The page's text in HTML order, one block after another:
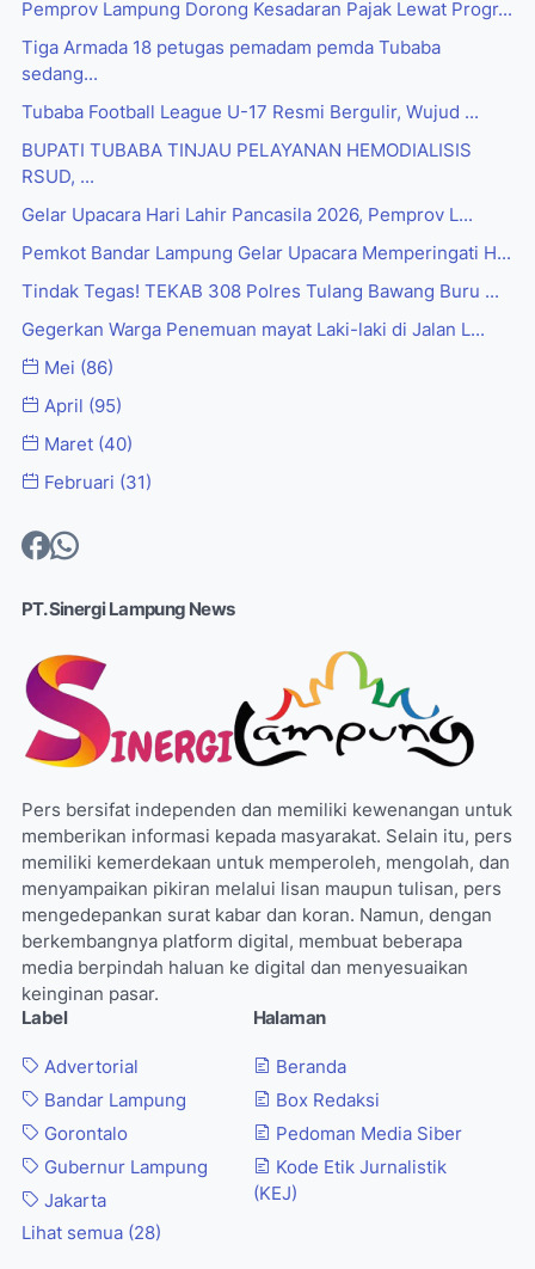
Pemprov Lampung Dorong Kesadaran Pajak Lewat Progr...
Tiga Armada 18 petugas pemadam pemda Tubaba
sedang...
Tubaba Football League U-17 Resmi Bergulir, Wujud ...
BUPATI TUBABA TINJAU PELAYANAN HEMODIALISIS
RSUD, ...
Gelar Upacara Hari Lahir Pancasila 2026, Pemprov L...
Pemkot Bandar Lampung Gelar Upacara Memperingati H...
Tindak Tegas! TEKAB 308 Polres Tulang Bawang Buru ...
Gegerkan Warga Penemuan mayat Laki-laki di Jalan L...
Mei (86)
April (95)
Maret (40)
Februari (31)
PT. Sinergi Lampung News
Pers bersifat independen dan memiliki kewenangan untuk
memberikan informasi kepada masyarakat. Selain itu, pers
memiliki kemerdekaan untuk memperoleh, mengolah, dan
menyampaikan pikiran melalui lisan maupun tulisan, pers
mengedepankan surat kabar dan koran. Namun, dengan
berkembangnya platform digital, membuat beberapa
media berpindah haluan ke digital dan menyesuaikan
keinginan pasar.
Label
Advertorial
Bandar Lampung
Gorontalo
Gubernur Lampung
Jakarta
Lihat semua (28)
Halaman
Beranda
Box Redaksi
Pedoman Media Siber
Kode Etik Jurnalistik
(KEJ)